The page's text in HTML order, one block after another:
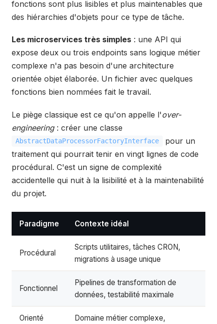
fonctions sont plus lisibles et plus maintenables que
des hiérarchies d'objets pour ce type de tâche.
Les microservices très simples : une API qui
expose deux ou trois endpoints sans logique métier
complexe n'a pas besoin d'une architecture
orientée objet élaborée. Un fichier avec quelques
fonctions bien nommées fait le travail.
Le piège classique est ce qu'on appelle l'over-
engineering: créer une classe
AbstractDataProcessorFactoryInterface
pour un
traitement qui pourrait tenir en vingt lignes de code
procédural. C'est un signe de complexité
accidentelle qui nuit à la lisibilité et à la maintenabilité
du projet.
Paradigme Contexte idéal
Procédural
Scripts utilitaires, tâches CRON,
migrations à usage unique
Fonctionnel
Pipelines de transformation de
données, testabilité maximale
Orienté
Domaine métier complexe,